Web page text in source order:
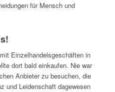
für Mensch und
Einzelhandelsgeschäften in
dort bald einkaufen. Nie war
Anbieter zu besuchen, die
und Leidenschaft dagewesen